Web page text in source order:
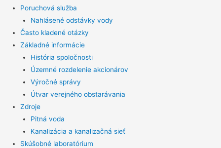
Poruchová služba
Nahlásené odstávky vody
Často kladené otázky
Základné informácie
História spoločnosti
Územné rozdelenie akcionárov
Výročné správy
Útvar verejného obstarávania
Zdroje
Pitná voda
Kanalizácia a kanalizačná sieť
Skúšobné laboratórium